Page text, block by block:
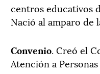
centros educativos
Nació al amparo de
Convenio. Creó el
Atención a